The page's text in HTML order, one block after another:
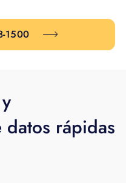
1500
datos rápidas